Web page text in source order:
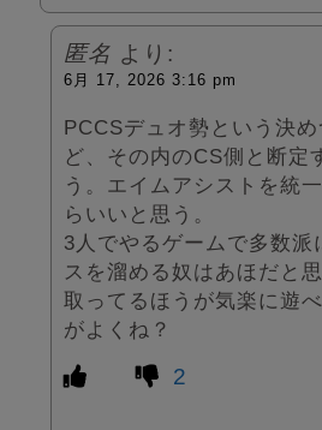
匿名 より:
6月 17, 2026 3:16 pm
PCCSデュオ勢という決
ど、その内のCS側と断定
う。エイムアシストを統
らいいと思う。
3人でやるゲームで多数派
スを溜める奴はあほだと
取ってるほうが気楽に遊
がよくね？
2